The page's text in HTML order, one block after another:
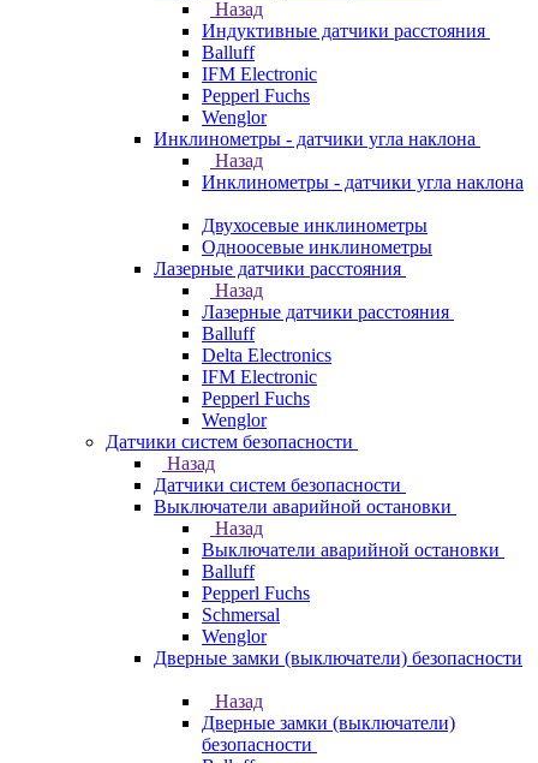
Назад
Индуктивные датчики расстояния
Balluff
IFM Electronic
Pepperl Fuchs
Wenglor
Инклинометры - датчики угла наклона
Назад
Инклинометры - датчики угла наклона
Двухосевые инклинометры
Одноосевые инклинометры
Лазерные датчики расстояния
Назад
Лазерные датчики расстояния
Balluff
Delta Electronics
IFM Electronic
Pepperl Fuchs
Wenglor
Датчики систем безопасности
Назад
Датчики систем безопасности
Выключатели аварийной остановки
Назад
Выключатели аварийной остановки
Balluff
Pepperl Fuchs
Schmersal
Wenglor
Дверные замки (выключатели) безопасности
Назад
Дверные замки (выключатели)
безопасности